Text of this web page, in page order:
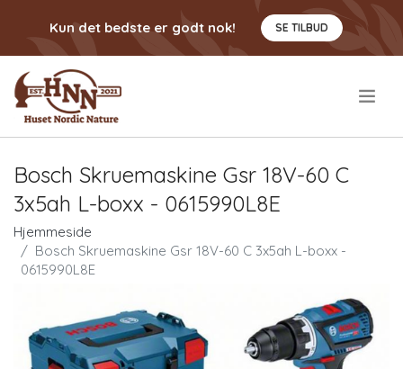
Kun det bedste er godt nok! SE TILBUD
Bosch Skruemaskine Gsr 18V-60 C
3x5ah L-boxx - 0615990L8E
Hjemmeside
Bosch Skruemaskine Gsr 18V-60 C 3x5ah L-boxx -
0615990L8E